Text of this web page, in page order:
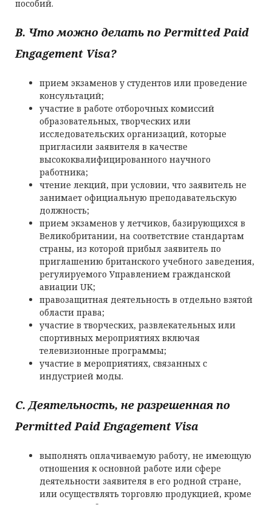
пособий.
B. Что можно делать по Permitted Paid
Engagement Visa?
прием экзаменов у студентов или проведение
консультаций;
участие в работе отборочных комиссий
образовательных, творческих или
исследовательских организаций, которые
пригласили заявителя в качестве
высококвалифицированного научного
работника;
чтение лекций, при условии, что заявитель не
занимает официальную преподавательскую
должность;
прием экзаменов у летчиков, базирующихся в
Великобритании, на соответствие стандартам
страны, из которой прибыл заявитель по
приглашению британского учебного заведения,
регулируемого Управлением гражданской
авиации UK;
правозащитная деятельность в отдельно взятой
области права;
участие в творческих, развлекательных или
спортивных мероприятиях включая
телевизионные программы;
участие в мероприятиях, связанных с
индустрией моды.
C. Деятельность, не разрешенная по
Permitted Paid Engagement Visa
выполнять оплачиваемую работу, не имеющую
отношения к основной работе или сфере
деятельности заявителя в его родной стране,
или осуществлять торговлю продукцией, кроме